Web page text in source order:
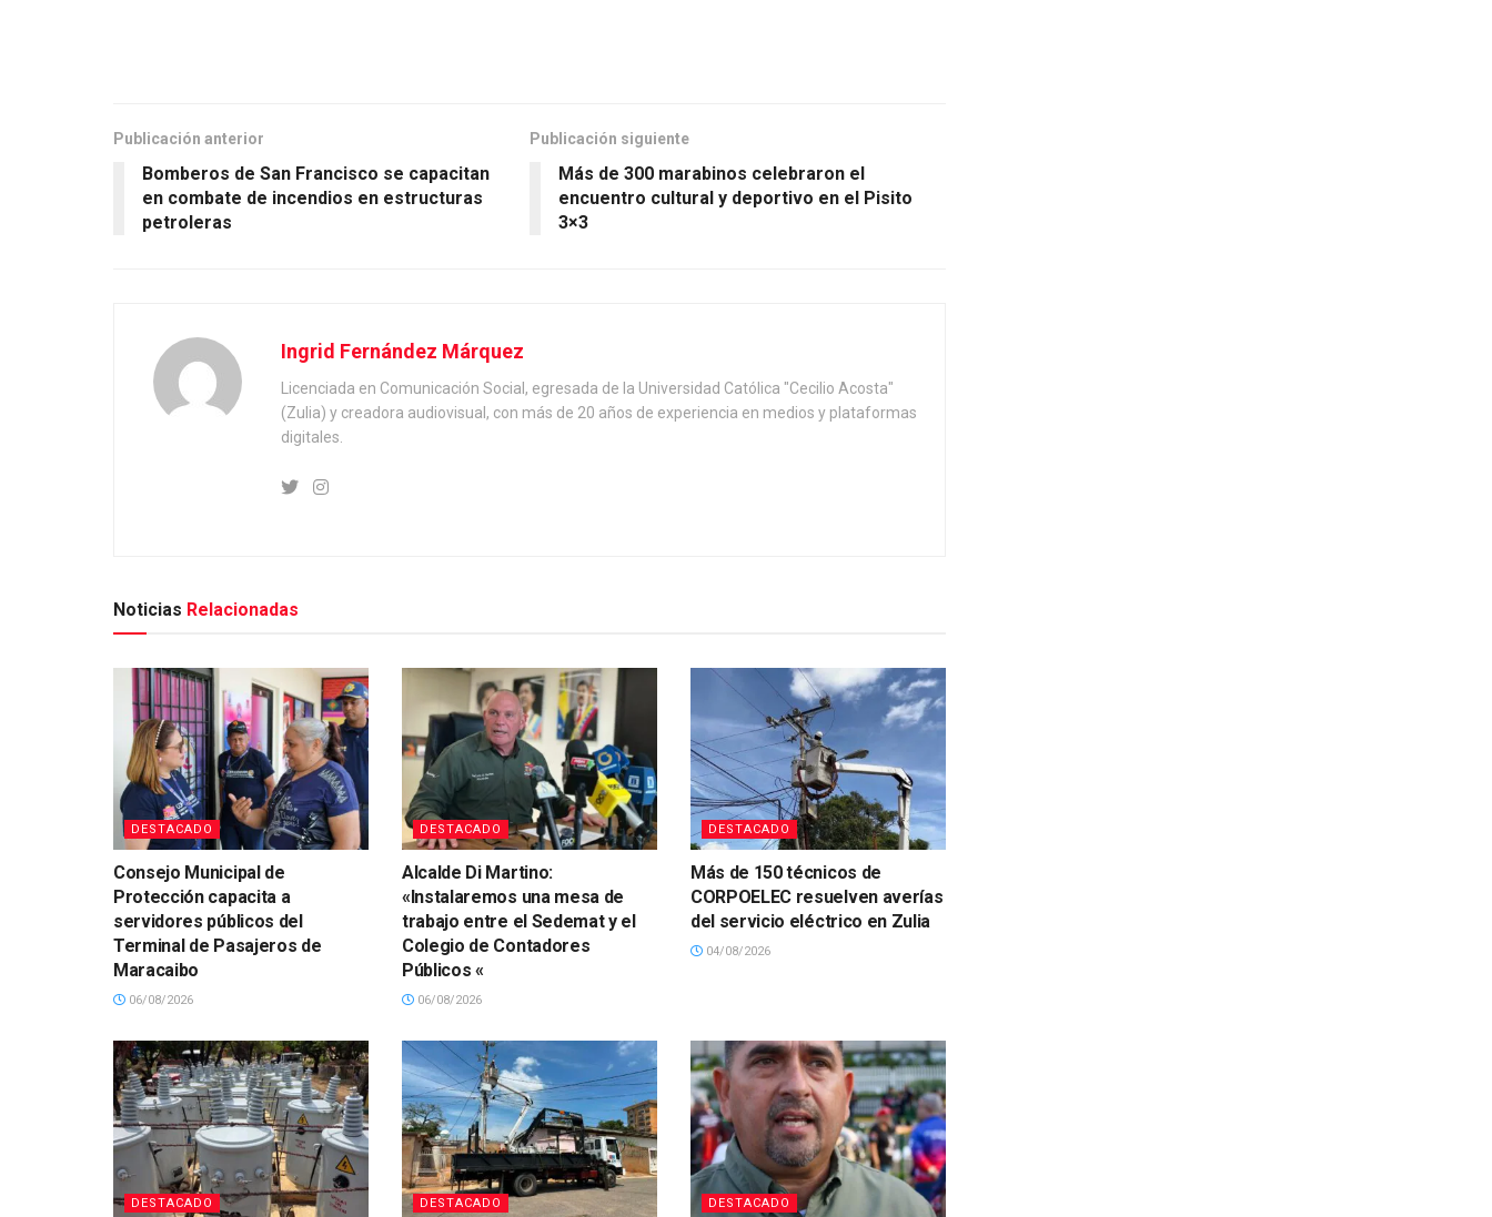
Publicación anterior
Bomberos de San Francisco se capacitan
en combate de incendios en estructuras
petroleras
Publicación siguiente
Más de 300 marabinos celebraron el
encuentro cultural y deportivo en el Pisito
3×3
Ingrid Fernández Márquez
Licenciada en Comunicación Social, egresada de la Universidad Católica "Cecilio Acosta"
(Zulia) y creadora audiovisual, con más de 20 años de experiencia en medios y plataformas
digitales.
Noticias Relacionadas
DESTACADO
Consejo Municipal de
Protección capacita a
servidores públicos del
Terminal de Pasajeros de
Maracaibo
06/08/2026
DESTACADO
Alcalde Di Martino:
«Instalaremos una mesa de
trabajo entre el Sedemat y el
Colegio de Contadores
Públicos «
06/08/2026
DESTACADO
Más de 150 técnicos de
CORPOELEC resuelven averías
del servicio eléctrico en Zulia
04/08/2026
DESTACADO DESTACADO DESTACADO